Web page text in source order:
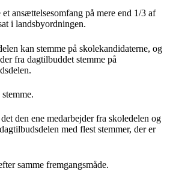
ansættelsesomfang på mere end 1/3 af
i landsbyordningen.
kan stemme på skolekandidaterne, og
fra dagtilbuddet stemme på
den ene medarbejder fra skoledelen og
med flest stemmer, der er
samme fremgangsmåde.